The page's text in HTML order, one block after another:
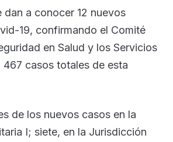
dan a conocer 12 nuevos
19, confirmando el Comité
en Salud y los Servicios
467 casos totales de esta
de los nuevos casos en la
I; siete, en la Jurisdicción